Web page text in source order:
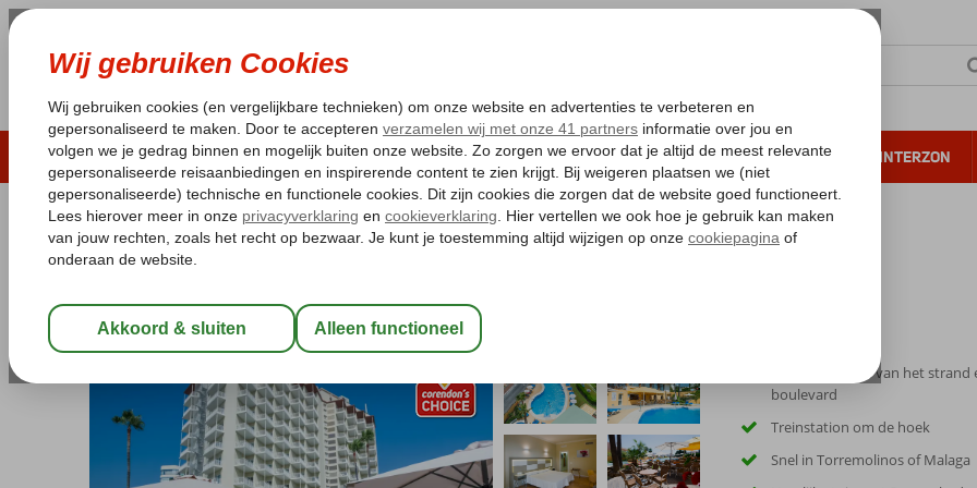
LAST MINUTE ZOMER 2026 ZONVAKANTIE VERRE REIZEN ALL INCLUSIVE WINTERZON
Pakketgarantie Laagsteprijsgarantie* Gratis annuleren*
Home
Spanje Costa del Sol
Torreblanca Hotel
All Inclusive Hotel
Op loopafstand van het strand
boulevard
Treinstation om de hoek
Snel in Torremolinos of Malaga